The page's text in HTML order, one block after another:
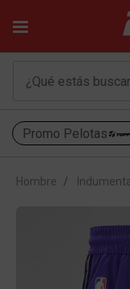
Promo Pelotas
Hombre